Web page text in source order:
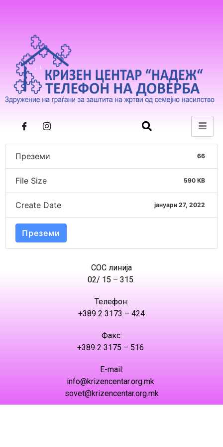
Преземи 66
File Size 590 KB
Create Date јануари 27, 2022
Преземи
СОС линија
02/ 15 – 315
Телефон:
+389 2 3173 – 424
Факс:
+389 2 3175 – 516
Е-mail:
info@krizencentar.org.mk
sovet@krizencentar.org.mk